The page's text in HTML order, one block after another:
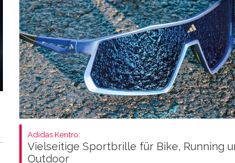
Adidas Kentro:
Vielseitige Sportbrille für Bike, Running
Outdoor